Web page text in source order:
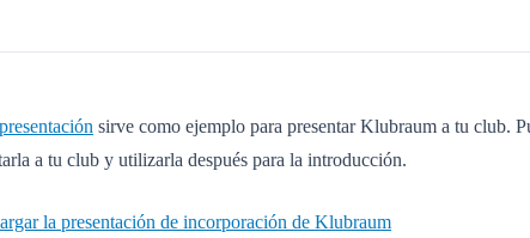
presentación sirve como ejemplo para presentar Klubraum a tu club.
a tu club y utilizarla después para la introducción.
la presentación de incorporación de Klubraum